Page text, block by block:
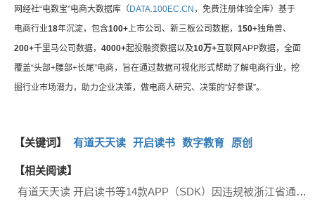
网经社“电数宝”电商大数据库（DATA.100EC.CN ，免费注册体验全库）基于
电商行业18年沉淀，包含100+上市公司、新三板公司数据， 150+独角兽、
200+千里马公司数据， 4000+起投融资数据以及10万+互联网APP数据，全面
覆盖“头部+腰部+长尾”电商，旨在通过数据可视化形式帮助了解电商行业，挖
掘行业市场潜力，助力企业决策，做电商人研究、决策的“好参谋”。
【关键词】 有道天天读 开启读书 数字教育 原创
【相关阅读】
有道天天读 开启读书等14款APP（SDK）因违规被浙江省通信管理局通报